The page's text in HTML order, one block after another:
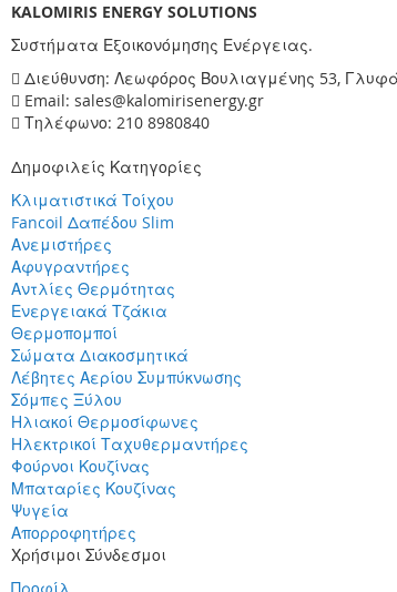
KALOMIRIS ENERGY SOLUTIONS
Συστήματα Εξοικονόμησης Ενέργειας.
Διεύθυνση: Λεωφόρος Βουλιαγμένης 53,
Email: sales@kalomirisenergy.gr
Τηλέφωνο: 210 8980840
Δημοφιλείς Κατηγορίες
Κλιματιστικά Τοίχου
Fancoil Δαπέδου Slim
Ανεμιστήρες
Αφυγραντήρες
Αντλίες Θερμότητας
Ενεργειακά Τζάκια
Θερμοπομποί
Σώματα Διακοσμητικά
Λέβητες Αερίου Συμπύκνωσης
Σόμπες Ξύλου
Ηλιακοί Θερμοσίφωνες
Ηλεκτρικοί Ταχυθερμαντήρες
Φούρνοι Κουζίνας
Μπαταρίες Κουζίνας
Ψυγεία
Απορροφητήρες
Χρήσιμοι Σύνδεσμοι